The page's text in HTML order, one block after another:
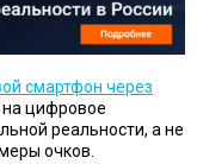
смартфон через
на цифровое
реальности, а не
очков.